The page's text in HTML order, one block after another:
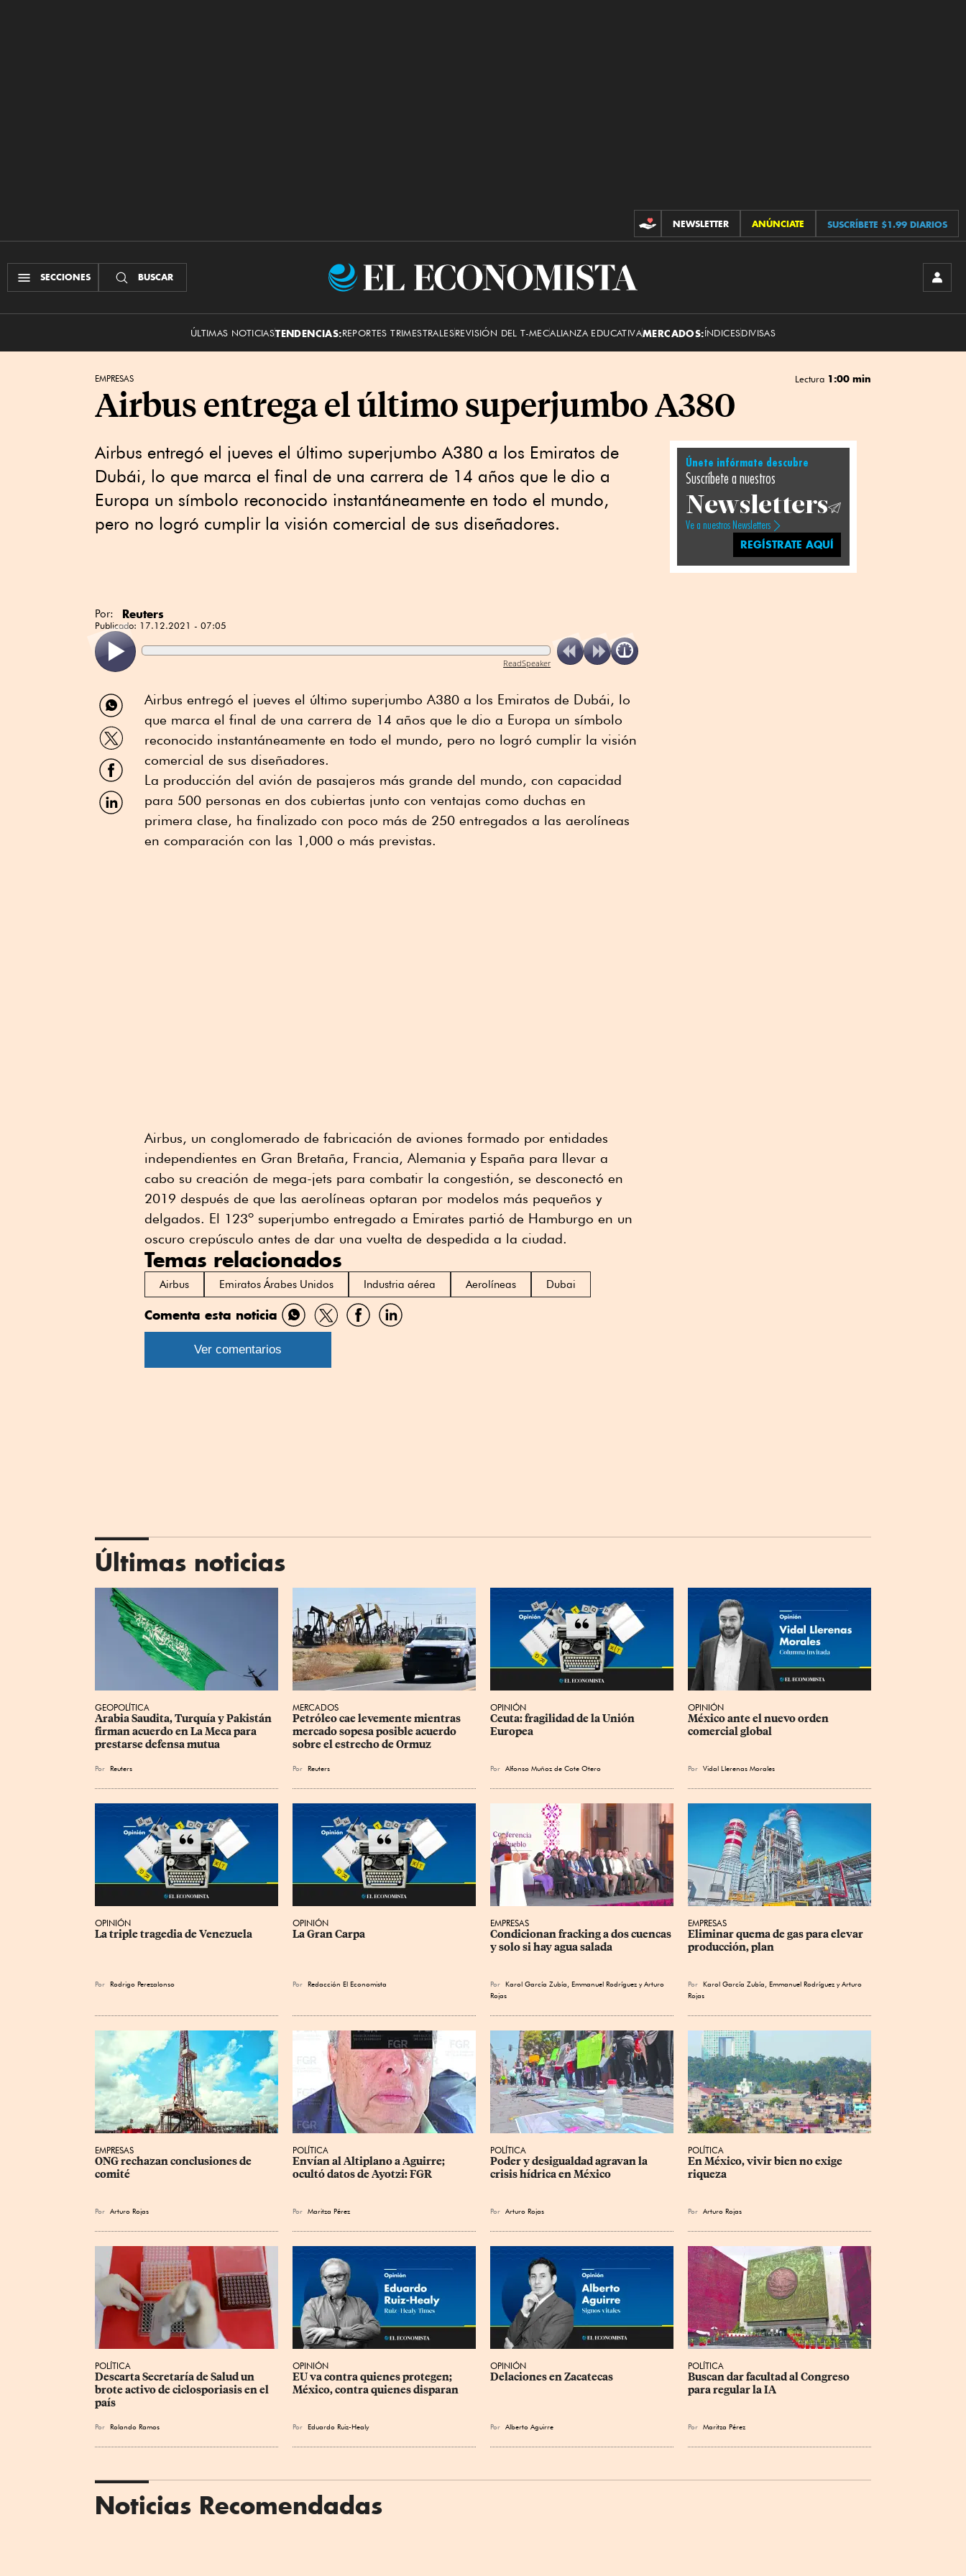
CONTRIBUCIONES
NEWSLETTER ANÚNCIATE SUSCRÍBETE $1.99 DIARIOS
SECCIONES BUSCAR
El
ÚLTIMAS NOTICIASTENDENCIAS:REPORTES TRIMESTRALESREVISIÓN DEL T-MECALIANZA EDUCATIVAMERCADOS:ÍNDICESDIVISAS
EMPRESAS Lectura 1:00 min
Airbus entrega el último superjumbo A380
Airbus entregó el jueves el último superjumbo A380 a los Emiratos de
Dubái, lo que marca el final de una carrera de 14 años que le dio a
Europa un símbolo reconocido instantáneamente en todo el mundo,
pero no logró cumplir la visión comercial de sus diseñadores.
Por: Reuters
Publicado: 17.12.2021 - 07:05
ReadSpeaker
Compartir
por
WhatsApp
Compartir
por
Twitter
Compartir
por
Facebook
Compartir
por
Airbus entregó el jueves el último superjumbo A380 a los Emiratos de Dubái, lo
que marca el final de una carrera de 14 años que le dio a Europa un símbolo
reconocido instantáneamente en todo el mundo, pero no logró cumplir la visión
comercial de sus diseñadores.
La producción del avión de pasajeros más grande del mundo, con capacidad
para 500 personas en dos cubiertas junto con ventajas como duchas en
primera clase, ha finalizado con poco más de 250 entregados a las aerolíneas
en comparación con las 1,000 o más previstas.
Airbus, un conglomerado de fabricación de aviones formado por entidades
independientes en Gran Bretaña, Francia, Alemania y España para llevar a
cabo su creación de mega-jets para combatir la congestión, se desconectó en
2019 después de que las aerolíneas optaran por modelos más pequeños y
delgados. El 123º superjumbo entregado a Emirates partió de Hamburgo en un
oscuro crepúsculo antes de dar una vuelta de despedida a la ciudad.
Temas relacionados
Airbus Emiratos Árabes Unidos Industria aérea Aerolíneas Dubai
Comenta esta noticia
Compartir
por
Compartir
por
CompartirCompartir
Ver comentarios
Únete infórmate descubre
Suscríbete a nuestros
Newsletters
Ve a nuestros Newsletters
REGÍSTRATE AQUÍ
Últimas noticias
GEOPOLÍTICA
Arabia Saudita, Turquía y Pakistán
firman acuerdo en La Meca para
prestarse defensa mutua
Por Reuters
MERCADOS
Petróleo cae levemente mientras
mercado sopesa posible acuerdo
sobre el estrecho de Ormuz
Por Reuters
OPINIÓN
Ceuta: fragilidad de la Unión
Europea
Por Alfonso Muñoz de Cote Otero
OPINIÓN
México ante el nuevo orden
comercial global
Por Vidal Llerenas Morales
OPINIÓN
La triple tragedia de Venezuela
Por Rodrigo Perezalonso
OPINIÓN
La Gran Carpa
Por Redacción El Economista
EMPRESAS
Condicionan fracking a dos cuencas
y solo si hay agua salada
Por Karol García Zubía Emmanuel Rodríguez yArturo
Rojas
EMPRESAS
Eliminar quema de gas para elevar
producción, plan
Por Karol García Zubía Emmanuel Rodríguez yArturo
Rojas
EMPRESAS
ONG rechazan conclusiones de
comité
Por Arturo Rojas
POLÍTICA
Envían al Altiplano a Aguirre;
ocultó datos de Ayotzi: FGR
Por Maritza Pérez
POLÍTICA
Poder y desigualdad agravan la
crisis hídrica en México
Por Arturo Rojas
POLÍTICA
En México, vivir bien no exige
riqueza
Por Arturo Rojas
POLÍTICA
Descarta Secretaría de Salud un
brote activo de ciclosporiasis en el
país
Por Rolando Ramos
OPINIÓN
EU va contra quienes protegen;
México, contra quienes disparan
Por Eduardo Ruiz-Healy
OPINIÓN
Delaciones en Zacatecas
Por Alberto Aguirre
POLÍTICA
Buscan dar facultad al Congreso
para regular la IA
Por Maritza Pérez
Noticias Recomendadas